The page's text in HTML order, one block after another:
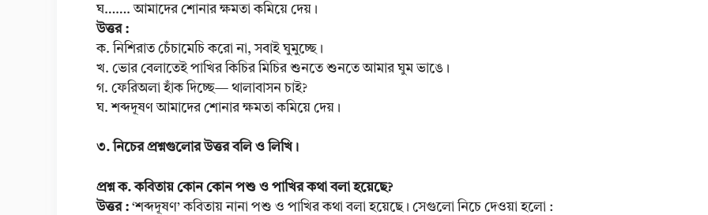
ঘ……. আমাদের শোনার ক্ষমতা কমিয়ে দেয়।
উত্তর :
ক. নিশিরাত চেঁচামেচি করো না, সবাই ঘুমুচ্ছে।
খ. ভোর বেলাতেই পাখির কিচির মিচির শুনতে শুনতে আমার ঘুম ভাঙে।
গ. ফেরিঅলা হাঁক দিচ্ছে— থালাবাসন চাই?
ঘ. শব্দদূষণ আমাদের শোনার ক্ষমতা কমিয়ে দেয়।
৩. নিচের প্রশ্নগুলোর উত্তর বলি ও লিখি।
প্রশ্ন ক. কবিতায় কোন কোন পশু ও পাখির কথা বলা হয়েছে?
উত্তর : ‘শব্দদূষণ’ কবিতায় নানা পশু ও পাখির কথা বলা হয়েছে। সেগুলো নিচে দেওয়া হলো :